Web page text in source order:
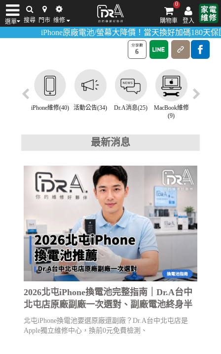
選單 搜尋 門市 维修 登入
0
購物車
iPhone維修/價格 筆電維修/價格 Android手機維修/價格 MacBook維修/價
iPhone原廠電池/螢幕大降價！當天換好加碼180天保固！活動
最新消息
首頁>最新消息>iPhone維修
6
活動公告(34) Dr.A消息(25)
MacBook維修
Dyson小家電
維修(4)
最新消息
2026北屯iPhone換電池完整指南｜Dr.A台中
北屯店原廠副廠一次選對、副廠電池終身半
價
北屯iPhone換電池要選原廠還副廠？Dr.A台中北屯店是
Apple獨立維修中心，換前0元免費檢測、